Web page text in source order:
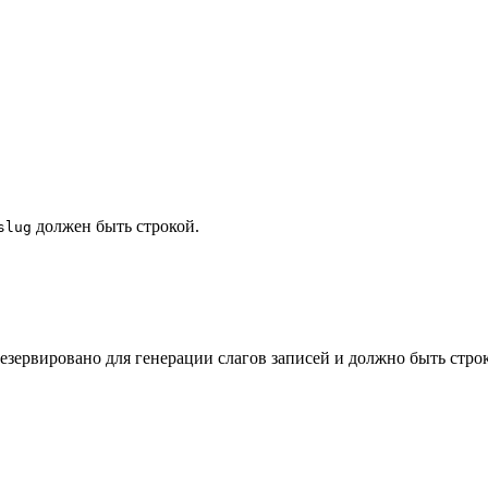
должен быть строкой.
для генерации слагов записей и должно быть